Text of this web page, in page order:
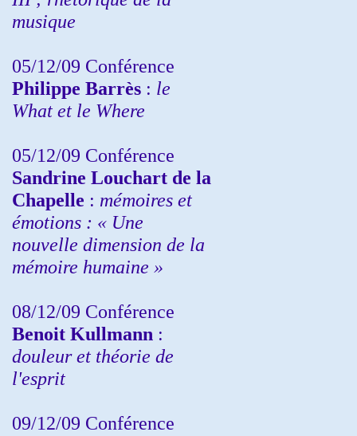
musique
05/12/09 Conférence
Philippe Barrès : le
What et le Where
05/12/09 Conférence
Sandrine Louchart de la
Chapelle : mémoires et
émotions : « Une
nouvelle dimension de la
mémoire humaine »
08/12/09 Conférence
Benoit Kullmann :
douleur et théorie de
l'esprit
09/12/09 Conférence